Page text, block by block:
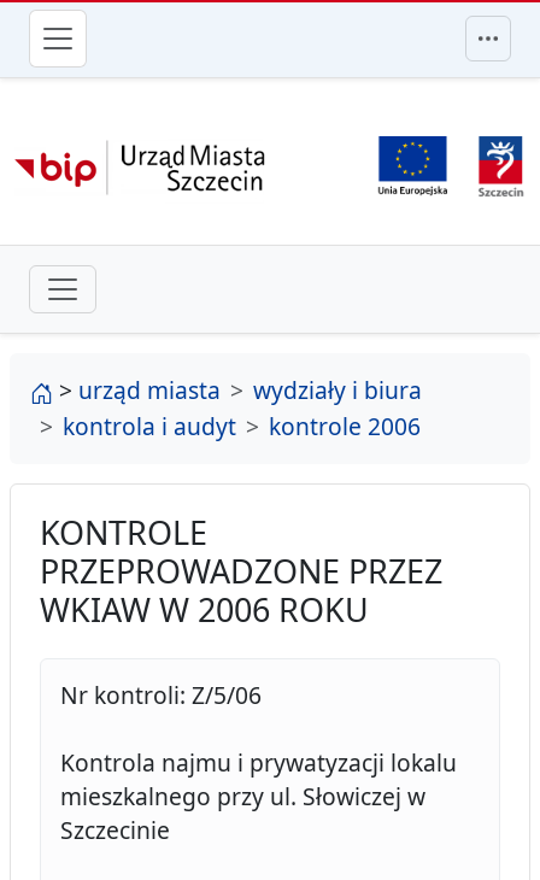
przejdź do głównego menu
strona główna
> urząd miasta
wydziały i biura
kontrola i audyt
kontrole 2006
KONTROLE
PRZEPROWADZONE PRZEZ
WKIAW W 2006 ROKU
Nr kontroli: Z/5/06
Kontrola najmu i prywatyzacji lokalu
mieszkalnego przy ul. Słowiczej w
Szczecinie